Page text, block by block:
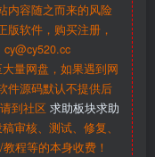
内容随之而来的风险
版软件，购买注册，
量网盘，如果遇到网
件源码默认不提供后
到社区 求助板块求助
审核、测试、修复、
程等的本身收费！